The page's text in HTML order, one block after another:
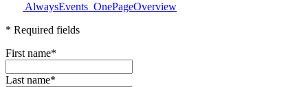
AlwaysEvents_OnePageOverview
* Required fields
First name*
Last name*